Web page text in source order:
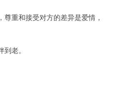
尊重和接受对方的差异是爱情，
老。